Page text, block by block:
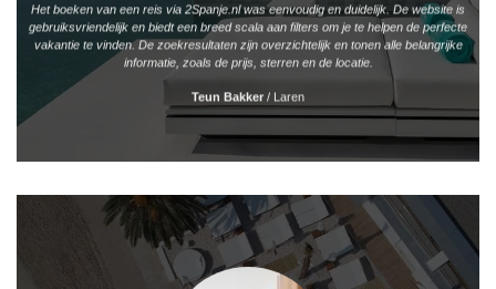
Het boeken van een reis via 2Spanje.nl was eenvoudig en duidelijk. De website is
gebruiksvriendelijk en biedt een breed scala aan filters om je te helpen de perfecte
vakantie te vinden. De zoekresultaten zijn overzichtelijk en tonen alle belangrijke
informatie, zoals de prijs, sterren en de locatie.
Teun Bakker / Laren